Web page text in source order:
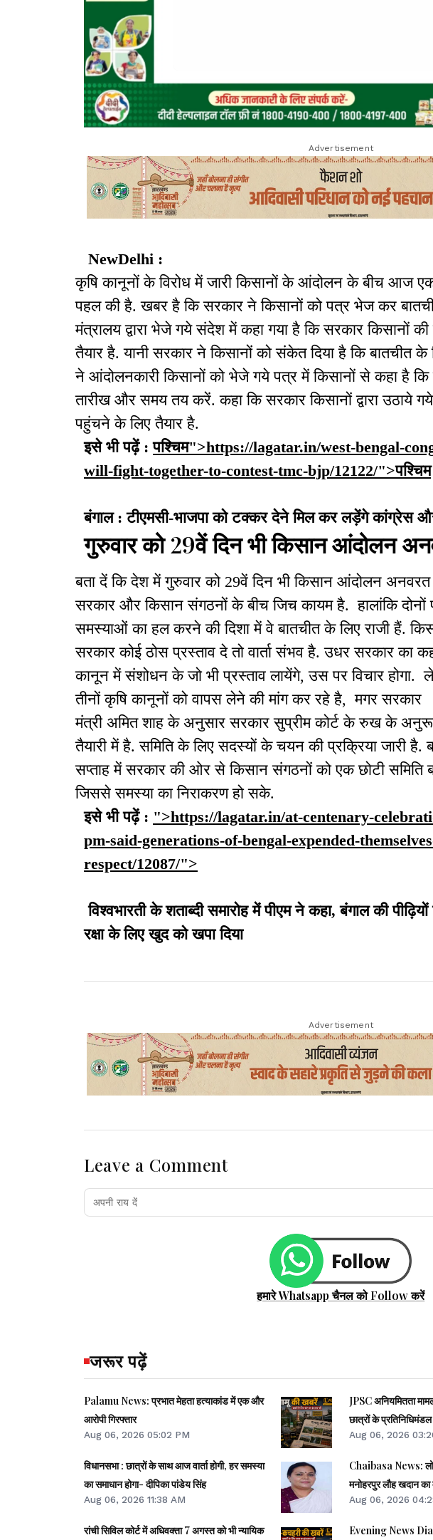
Advertisement
NewDelhi :
कृषि कानूनों के विरोध में जारी किसानों के आंदोलन के बीच आज
पहल की है. खबर है कि सरकार ने किसानों को पत्र भेज कर
मंत्रालय द्वारा भेजे गये संदेश में कहा गया है कि सरकार किसानों
तैयार है. यानी सरकार ने किसानों को संकेत दिया है कि बातचीत
ने आंदोलनकारी किसानों को भेजे गये पत्र में किसानों से कहा है
तारीख और समय तय करें. कहा कि सरकार किसानों द्वारा उठाये गये
पहुंचने के लिए तैयार है.
इसे भी पढ़ें :पश्चिम">https://lagatar.in/west-bengal-
will-fight-together-to-contest-tmc-bjp/12122/">पश्चिम
बंगाल : टीएमसी-भाजपा को टक्कर देने मिल कर लड़ेंगे कांग्रेस
गुरुवार को 29वें दिन भी किसान आंदोलन
बता दें कि देश में गुरुवार को 29वें दिन भी किसान आंदोलन अनवरत
सरकार और किसान संगठनों के बीच जिच कायम है. हालांकि दोनों
समस्याओं का हल करने की दिशा में वे बातचीत के लिए राजी हैं.
सरकार कोई ठोस प्रस्ताव दे तो वार्ता संभव है. उधर सरकार का
कानून में संशोधन के जो भी प्रस्ताव लायेंगे, उस पर विचार होगा.
तीनों कृषि कानूनों को वापस लेने की मांग कर रहे है, मगर सरकार
मंत्री अमित शाह के अनुसार सरकार सुप्रीम कोर्ट के रुख के
तैयारी में है. समिति के लिए सदस्यों के चयन की प्रक्रिया जारी
सप्ताह में सरकार की ओर से किसान संगठनों को एक छोटी समिति
जिससे समस्या का निराकरण हो सके.
इसे भी पढ़ें : ">https://lagatar.in/at-centenary-
pm-said-generations-of-bengal-expended-
respect/12087/">
विश्वभारती के शताब्दी समारोह में पीएम ने कहा, बंगाल की
रक्षा के लिए खुद को खपा दिया
Advertisement
Leave a Comment
हमारे Whatsapp चैनल को Follow करें
जरूर पढ़ें
Palamu News: प्रभात मेहता हत्याकांड में एक और
आरोपी गिरफ्तार
Aug 06, 2026 05:02 PM
विधानसभा : छात्रों के साथ आज वार्ता होगी, हर समस्या
का समाधान होगा- दीपिका पांडेय सिंह
Aug 06, 2026 11:38 AM
रांची सिविल कोर्ट में अधिवक्ता 7 अगस्त को भी न्यायिक
JPSC अनियमितता
छात्रों के
Aug 06, 2026
Chaibasa News:
मनोहरपुर लौह खदान का
Aug 06, 2026
Evening News